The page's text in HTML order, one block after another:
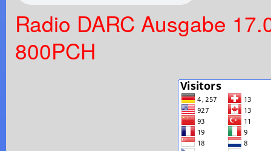
Radio DARC Ausgabe
800PCH